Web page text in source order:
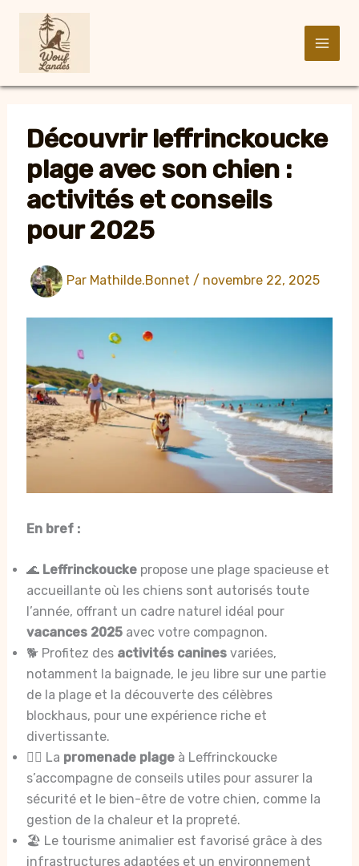
Aller
contenuDécouvrir leffrinckoucke
plage avec son chien :
activités et conseils
pour 2025
Par Mathilde.Bonnet / novembre 22, 2025
En bref :
🌊 Leffrinckouckepropose une plage spacieuse et
accueillante où les chiens sont autorisés toute
l’année, offrant un cadre naturel idéal pour
vacances 2025avec votre compagnon.
🐕 Profitez des activités caninesvariées,
notamment la baignade, le jeu libre sur une partie
de la plage et la découverte des célèbres
blockhaus, pour une expérience riche et
divertissante.
🚶‍♂️ La promenade plageà Leffrinckoucke
s’accompagne de conseils utiles pour assurer la
sécurité et le bien-être de votre chien, comme la
gestion de la chaleur et la propreté.
🏖️ Le tourisme animalier est favorisé grâce à des
infrastructures adaptées et un environnement